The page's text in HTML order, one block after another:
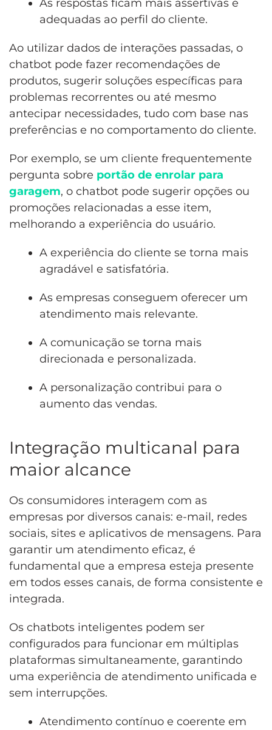
As respostas ficam mais assertivas e
adequadas ao perfil do cliente.
Ao utilizar dados de interações passadas, o
chatbot pode fazer recomendações de
produtos, sugerir soluções específicas para
problemas recorrentes ou até mesmo
antecipar necessidades, tudo com base nas
preferências e no comportamento do cliente.
Por exemplo, se um cliente frequentemente
pergunta sobre portão de enrolar para
garagem, o chatbot pode sugerir opções ou
promoções relacionadas a esse item,
melhorando a experiência do usuário.
A experiência do cliente se torna mais
agradável e satisfatória.
As empresas conseguem oferecer um
atendimento mais relevante.
A comunicação se torna mais
direcionada e personalizada.
A personalização contribui para o
aumento das vendas.
Integração multicanal para
maior alcance
Os consumidores interagem com as
empresas por diversos canais: e-mail, redes
sociais, sites e aplicativos de mensagens. Para
garantir um atendimento eficaz, é
fundamental que a empresa esteja presente
em todos esses canais, de forma consistente e
integrada.
Os chatbots inteligentes podem ser
configurados para funcionar em múltiplas
plataformas simultaneamente, garantindo
uma experiência de atendimento unificada e
sem interrupções.
Atendimento contínuo e coerente em